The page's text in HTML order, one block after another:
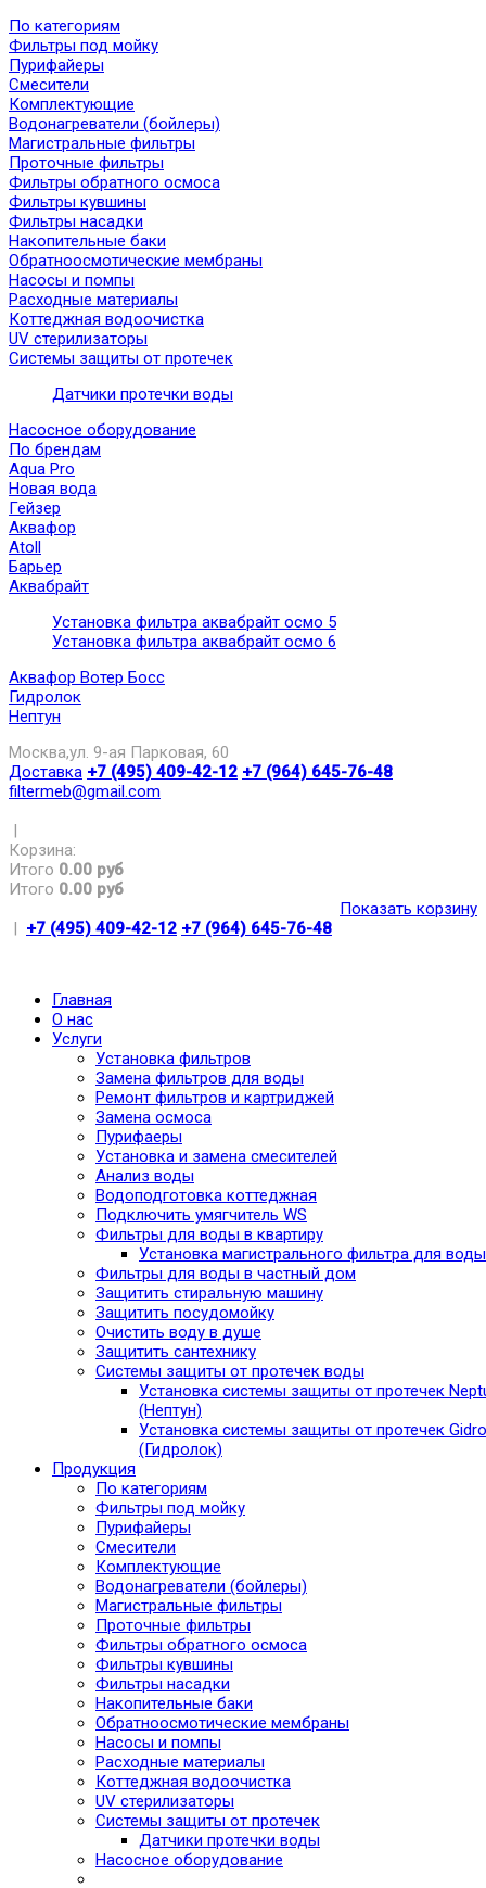
По категориям
Фильтры под мойку
Пурифайеры
Смесители
Комплектующие
Водонагреватели (бойлеры)
Магистральные фильтры
Проточные фильтры
Фильтры обратного осмоса
Фильтры кувшины
Фильтры насадки
Накопительные баки
Обратноосмотические мембраны
Насосы и помпы
Расходные материалы
Коттеджная водоочистка
UV стерилизаторы
Системы защиты от протечек
Датчики протечки воды
Насосное оборудование
По брендам
Aqua Pro
Новая вода
Гейзер
Аквафор
Atoll
Барьер
Аквабрайт
Установка фильтра аквабрайт осмо 5
Установка фильтра аквабрайт осмо 6
Аквафор Вотер Босс
Гидролок
Нептун
Москва,ул. 9-ая Парковая, 60
Доставка +7 (495) 409-42-12 +7 (964) 645-76-48
filtermeb@gmail.com
|
Корзина:
Итого 0.00 руб
Итого 0.00 руб
Показать корзину
| +7 (495) 409-42-12 +7 (964) 645-76-48
Главная
О нас
Услуги
Установка фильтров
Замена фильтров для воды
Ремонт фильтров и картриджей
Замена осмоса
Пурифаеры
Установка и замена смесителей
Анализ воды
Водоподготовка коттеджная
Подключить умягчитель WS
Фильтры для воды в квартиру
Установка магистрального фильтра для воды
Фильтры для воды в частный дом
Защитить стиральную машину
Защитить посудомойку
Очистить воду в душе
Защитить сантехнику
Системы защиты от протечек воды
Установка системы защиты от протечек
(Нептун)
Установка системы защиты от протечек
(Гидролок)
Продукция
По категориям
Фильтры под мойку
Пурифайеры
Смесители
Комплектующие
Водонагреватели (бойлеры)
Магистральные фильтры
Проточные фильтры
Фильтры обратного осмоса
Фильтры кувшины
Фильтры насадки
Накопительные баки
Обратноосмотические мембраны
Насосы и помпы
Расходные материалы
Коттеджная водоочистка
UV стерилизаторы
Системы защиты от протечек
Датчики протечки воды
Насосное оборудование